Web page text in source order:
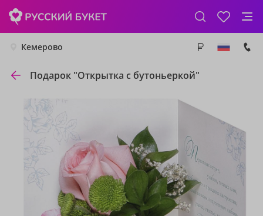
Кемерово
Подарок "Открытка с бутоньеркой"